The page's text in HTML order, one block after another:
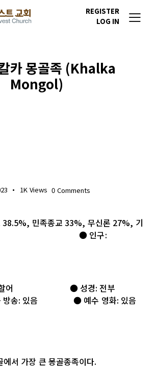
REGISTER
LOG IN
카 몽골족 (Khalka
Mongol)
1K Views 0 Comments
38.5%, 민족종교 33%, 무신론 27%, 기
● 인구:
어, 할어 ● 성경: 전부
송: 있음 ● 예수 영화: 있음
서 가장 큰 몽골종족이다.